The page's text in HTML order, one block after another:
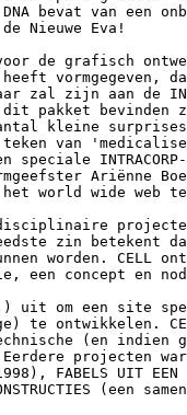
bevat van een
Nieuwe Eva!
de grafisch
vormgegeven,
zal zijn aan de
dit pakket
aantal kleine
teken van
Ariënne
het world wide
zin betekent
worden. CELL
een concept en
uit om een site
te ontwikkelen.
(en indien
projecten
FABELS UIT EEN
(een